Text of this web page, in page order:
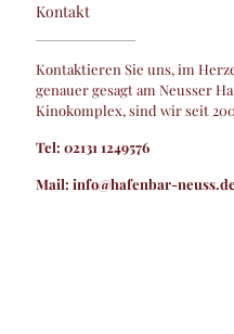
Kontakt
Kontaktieren Sie uns, im
genauer gesagt am Neusser
Kinokomplex, sind wir seit
Tel: 02131 1249576
Mail: info@hafenbar-neuss.de